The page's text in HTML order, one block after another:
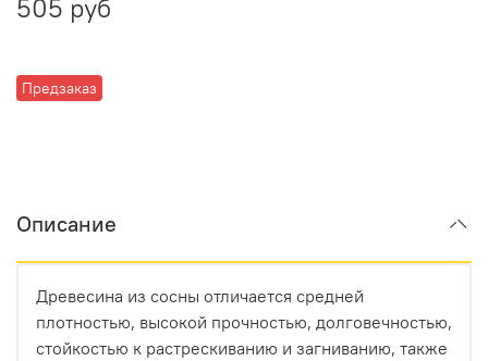
Предзаказ
505 руб
Описание
Древесина из сосны отличается средней
плотностью, высокой прочностью, долговечностью,
стойкостью к растрескиванию и загниванию, также